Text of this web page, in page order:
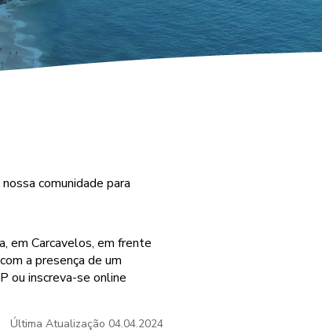
comunidade para
em Carcavelos, em frente
a presença de um
ou inscreva-se online
Última Atualização 04.04.2024